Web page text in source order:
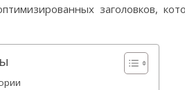
заголовков,